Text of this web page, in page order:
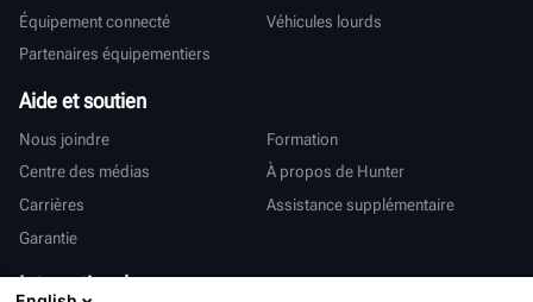
Équipement connecté
Véhicules lourds
Partenaires équipementiers
Aide et soutien
Nous joindre
Formation
Centre des médias
À propos de Hunter
Carrières
Assistance supplémentaire
Garantie
International